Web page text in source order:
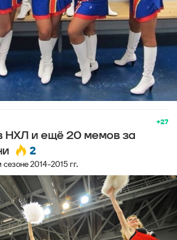
+27
НХЛ и ещё 20 мемов за
2
2014-2015 гг.